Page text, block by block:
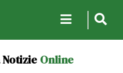
Online